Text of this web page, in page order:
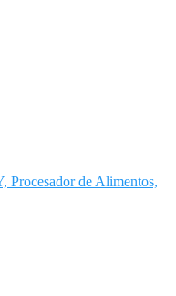
de Alimentos,